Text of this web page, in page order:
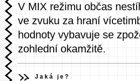
V MIX režimu občas
ve zvuku za hraní
hodnoty vybavuje se
zohlední okamžitě.
Jaká je?